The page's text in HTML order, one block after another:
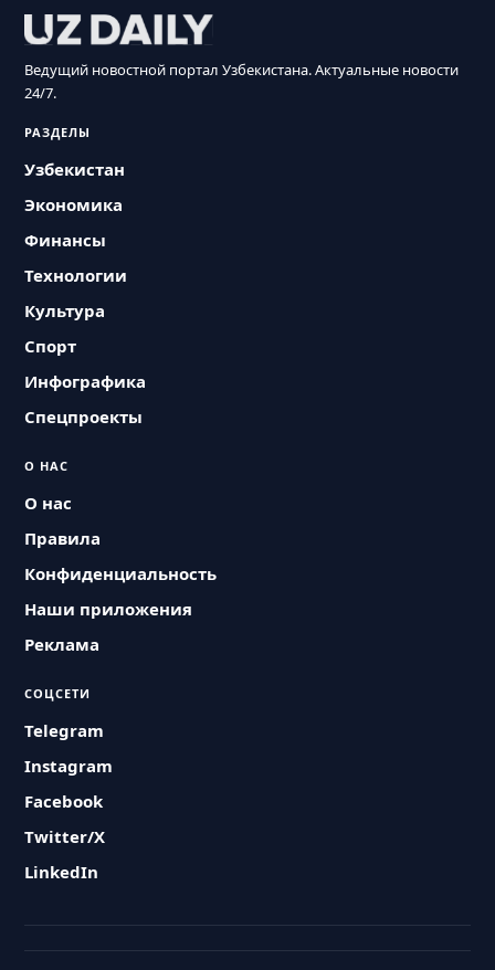
Ведущий новостной портал Узбекистана. Актуальные новости
24/7.
РАЗДЕЛЫ
Узбекистан
Экономика
Финансы
Технологии
Культура
Спорт
Инфографика
Спецпроекты
О НАС
О нас
Правила
Конфиденциальность
Наши приложения
Реклама
СОЦСЕТИ
Telegram
Instagram
Facebook
Twitter/X
LinkedIn